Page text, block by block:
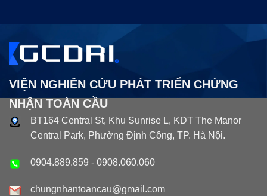
VIỆN NGHIÊN CỨU PHÁT TRIỂN CHỨNG
NHẬN TOÀN CẦU
BT164 Central St, Khu Sunrise L, KDT The Manor
Central Park, Phường Định Công, TP. Hà Nội.
0904.889.859 - 0908.060.060
chungnhantoancau@gmail.com